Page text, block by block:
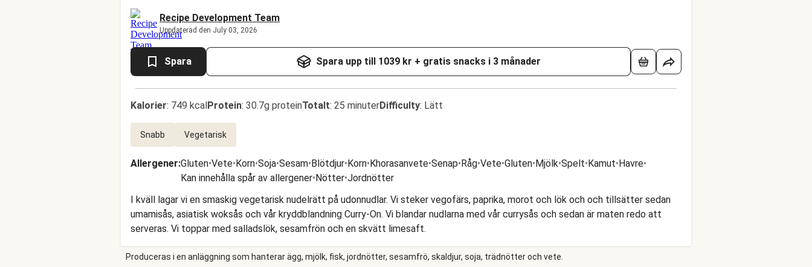
Recipe Development Team
Uppdaterad den July 03, 2026
Spara Spara upp till 1039 kr + gratis snacks i 3 månader
Kalorier: 749 kcalProtein: 30.7g proteinTotalt: 25 minuterDifficulty: Lätt
Snabb Vegetarisk
Allergener:Gluten•Vete•Korn•Soja•Sesam•Blötdjur•Korn•Khorasanvete•Senap•Råg•Vete•Gluten•Mjölk•Spelt•Kamut•Havre•
Kan innehålla spår av allergener•Nötter•Jordnötter
I kväll lagar vi en smaskig vegetarisk nudelrätt på udonnudlar. Vi steker vegofärs, paprika, morot och lök och och tillsätter sedan
umamisås, asiatisk woksås och vår kryddblandning Curry-On. Vi blandar nudlarna med vår currysås och sedan är maten redo att
serveras. Vi toppar med salladslök, sesamfrön och en skvätt limesaft.
Produceras i en anläggning som hanterar ägg, mjölk, fisk, jordnötter, sesamfrö, skaldjur, soja, trädnötter och vete.